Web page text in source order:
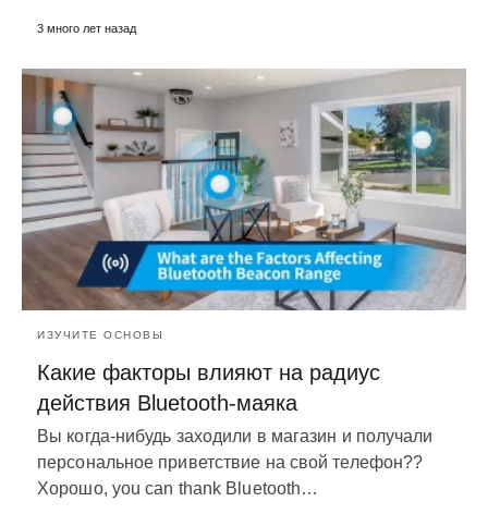
3 много лет назад
ИЗУЧИТЕ ОСНОВЫ
Какие факторы влияют на радиус
действия Bluetooth-маяка
Вы когда-нибудь заходили в магазин и получали
персональное приветствие на свой телефон??
Хорошо, you can thank Bluetooth…